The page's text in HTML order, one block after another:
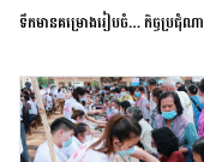
ទឹកមានគម្រោងរៀបចំ
កម្រិតបឋម ដល់ឧត្តម
សិក្សានាពេលខាងមុខ
កិច្ចប្រជុំណ
ខាងមុខនឹង
នៃភាពស្អិ